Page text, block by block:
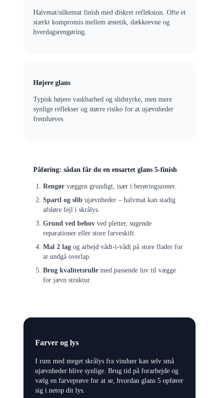
Halvmat/silkemat finish med diskret refleksion. Ofte et
stærkt kompromis mellem æstetik, dækkeevne og
hverdagsrengøring.
Højere glans
Typisk højere vaskbarhed og slidstyrke, men mere
synlige reflekser og større risiko for at ujævnheder
fremhæves.
Påføring: sådan får du en ensartet glans 5-finish
Rengør væggen grundigt, især i berøringszoner.
Spartl og slib ujævnheder – halvmat kan stadig
afsløre fejl i skrålys.
Grund ved behov ved pletter, sugende
reparationer eller store farveskift.
Mal 2 lag og arbejd vådt-i-vådt på store flader for
at undgå overlap.
Brug kvalitetsrulle med passende luv til vægge
for jævn struktur.
Farver og lys
I rum med meget skrålys fra vinduer kan selv små
ujævnheder blive synlige. Brug tid på forarbejde og
vælg en farveprøve for at se, hvordan glans 5 opfører
sig i netop dit lys.